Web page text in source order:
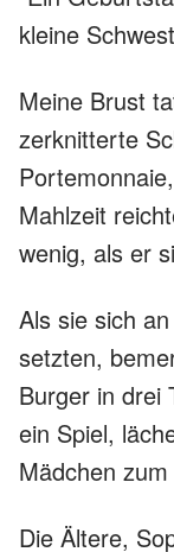
kleine
Meine Brust
zerknitterte
Mahlzeit
wenig, als er
Als sie sich
setzten,
Burger in drei
ein Spiel,
Mädchen
Die Ältere,